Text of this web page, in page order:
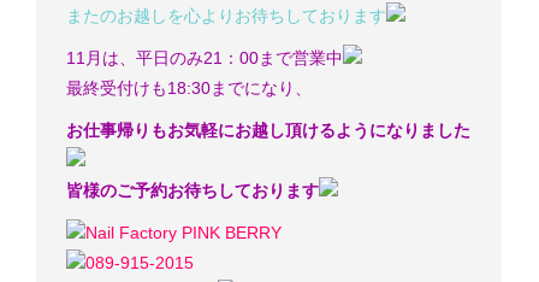
またのお越しを心よりお待ちしております
11月は、平日のみ21：00まで営業中
最終受付けも18:30までになり、
お仕事帰りもお気軽にお越し頂けるようになりました
皆様のご予約お待ちしております
Nail Factory PINK BERRY
089-915-2015